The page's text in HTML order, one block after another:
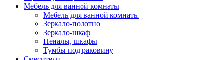
Мебель для ванной комнаты
Мебель для ванной комнаты
Зеркало-полотно
Зеркало-шкаф
Пеналы, шкафы
Тумбы под раковину